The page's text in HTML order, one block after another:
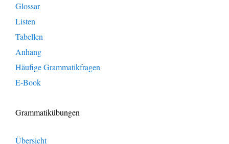
Glossar
Listen
Tabellen
Anhang
Häufige Grammatikfragen
E-Book
Grammatikübungen
Übersicht